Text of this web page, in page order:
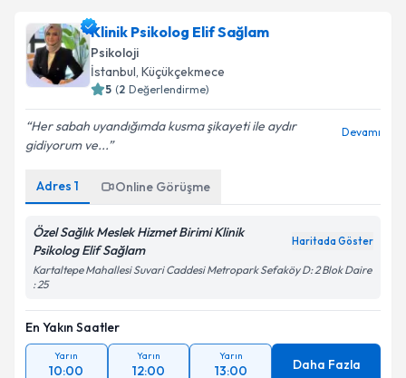
Klinik Psikolog Elif Sağlam
Psikoloji
İstanbul, Küçükçekmece
5 (2 Değerlendirme)
Her sabah uyandığımda kusma şikayeti ile aydır
gidiyorum ve...
Devamı
Adres 1 Online Görüşme
Özel Sağlık Meslek Hizmet Birimi Klinik
Psikolog Elif Sağlam
Haritada Göster
Kartaltepe Mahallesi Suvari Caddesi Metropark Sefaköy D: 2 Blok Daire
: 25
En Yakın Saatler
Yarın
10:00
Yarın
12:00
Yarın
13:00 Daha Fazla